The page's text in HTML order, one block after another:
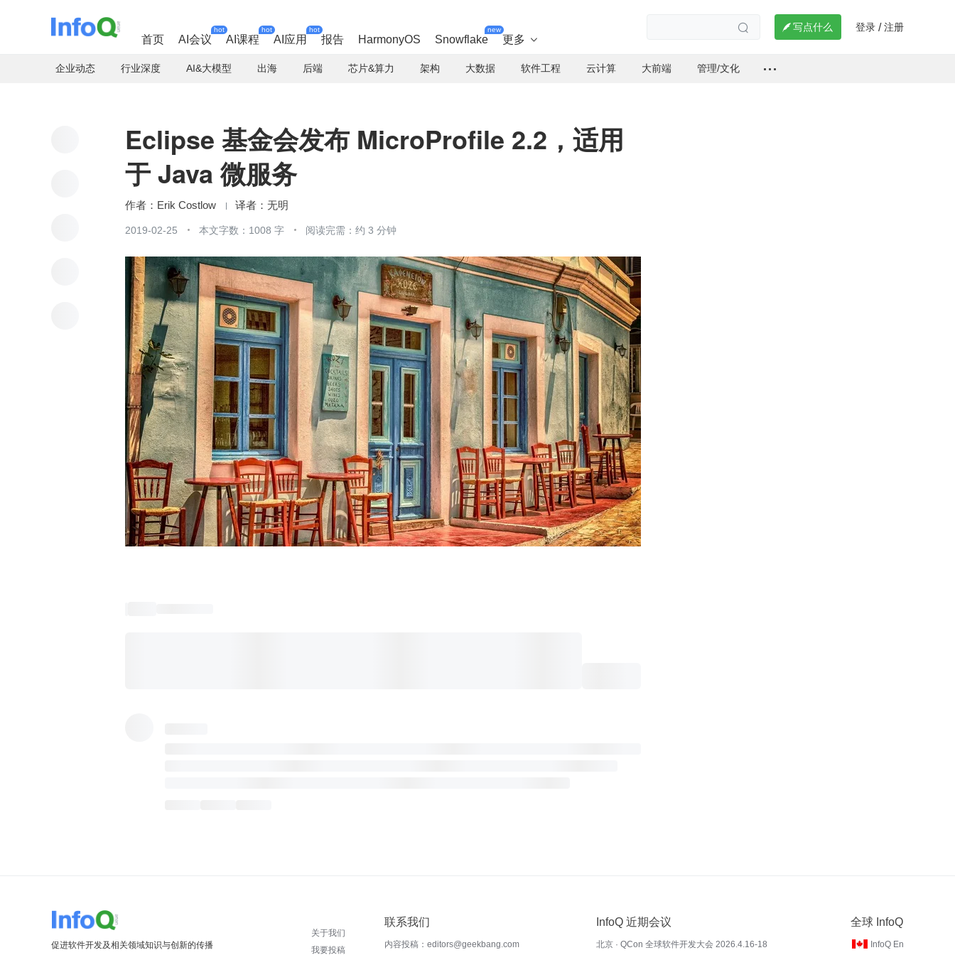
首页 AI会议
hot
AI课程
hot
AI应用
hot
报告 HarmonyOS Snowflake
new
更多 
  写点什么 登录 / 注册
企业动态 行业深度 AI&大模型 出海 后端 芯片&算力 架构 大数据 软件工程 云计算 大前端 管理/文化
Eclipse 基金会发布 MicroProfile 2.2，适用
于 Java 微服务
Erik Costlow 无明
2019-02-25 本文字数：1008 字 阅读完需：约 3 分钟
促进软件开发及相关领域知识与创新的传播
关于我们
我要投稿
联系我们
内容投稿：editors@geekbang.com
InfoQ 近期会议
北京 · QCon 全球软件开发大会 2026.4.16-18
全球 InfoQ
InfoQ En